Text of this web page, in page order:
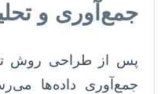
جمع‌آوری و
پس از طراحی روش
جمع‌آوری داده‌ها